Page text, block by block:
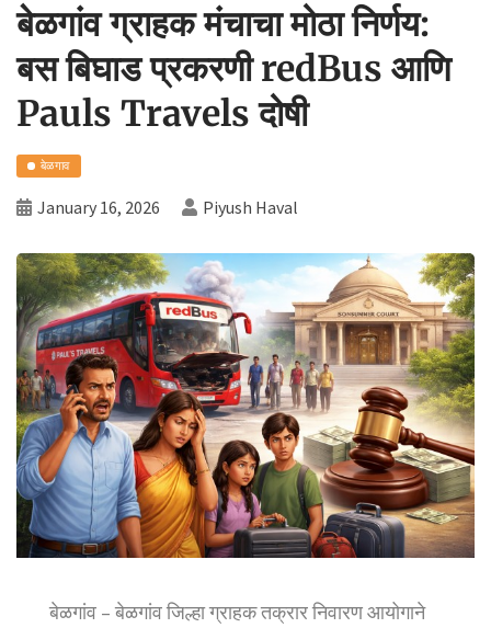
बेळगांव ग्राहक मंचाचा मोठा निर्णय:
बस बिघाड प्रकरणी redBus आणि
Pauls Travels दोषी
बेळगाव
January 16, 2026 Piyush Haval
बेळगांव – बेळगांव जिल्हा ग्राहक तक्रार निवारण आयोगाने